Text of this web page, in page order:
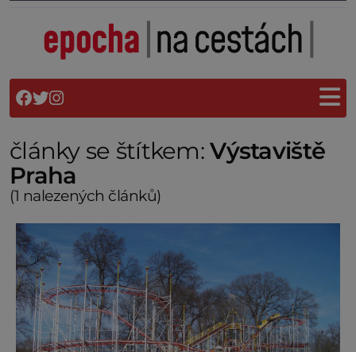
články se štítkem:Výstaviště
Praha
(1 nalezených článků)